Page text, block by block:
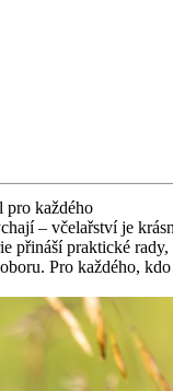
pro každého
– včelařství je
přináší praktické rady,
Pro každého,